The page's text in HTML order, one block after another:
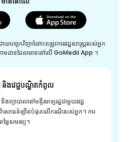
កវិទ្យាចំពោះតម្រូវការវេជ្ជសាស្រ្តរបស់អ្នក
មដានដែលមាននៅលើ GoMedii App ។
និងវេជ្ជបណ្ឌិតកំពូល
ព្យាបាលនៅមន្ទីរពេទ្យរដ្ឋជាមួយវេជ្ជ
ោធន៍ច្រើនបំផុតលើករណីរបស់អ្នក។ ការ
លៃសមរម្យ។